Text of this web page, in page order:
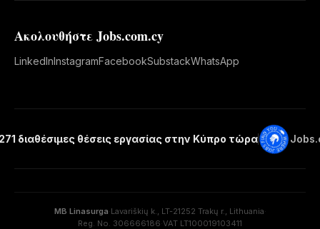
Ακολουθήστε Jobs.com.cy
LinkedInInstagramFacebookSubstackWhatsApp
διαθέσιμες θέσεις εργασίας στην Κύπρο τώρα
MB Linasurga·Lavariškių k., LT-21252 Trakų r., Lithuania·
Reg. No. 306666186·VAT LT100019103411